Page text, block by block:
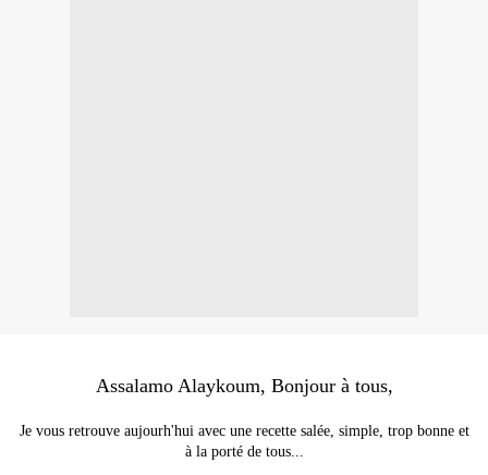
Assalamo Alaykoum, Bonjour à tous,
Je vous retrouve aujourh'hui avec une recette salée, simple, trop bonne et
à la porté de tous...